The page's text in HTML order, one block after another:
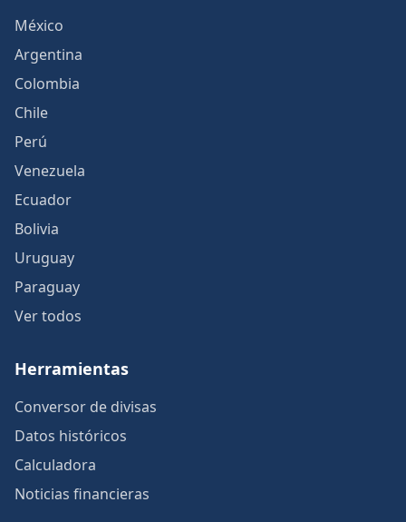
México
Argentina
Colombia
Chile
Perú
Venezuela
Ecuador
Bolivia
Uruguay
Paraguay
Ver todos
Herramientas
Conversor de divisas
Datos históricos
Calculadora
Noticias financieras